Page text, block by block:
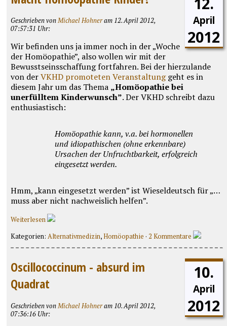
April
2012
Geschrieben vonMichael Hohneram 12. April 2012,
07:57:31 Uhr:
Wir befinden uns ja immer noch in der „Woche
der Homöopathie”, also wollen wir mit der
Bewusstseinsschaffung fortfahren. Bei der hierzulande
von derVKHD promoteten Veranstaltunggeht es in
diesem Jahr um das Thema „Homöopathie bei
unerfülltem Kinderwunsch”. Der VKHD schreibt dazu
enthusiastisch:
Homöopathie kann, v.a. bei hormonellen
und idiopathischen (ohne erkennbare)
Ursachen der Unfruchtbarkeit, erfolgreich
eingesetzt werden.
Hmm, „kann eingesetzt werden” ist Wieseldeutsch für „…
muss aber nicht nachweislich helfen”.
Weiterlesen
Kategorien: Alternativmedizin,Homöopathie · 2 Kommentare
10.
April
2012
Oscillococcinum - absurd im
Quadrat
Geschrieben vonMichael Hohneram 10. April 2012,
07:36:16 Uhr: